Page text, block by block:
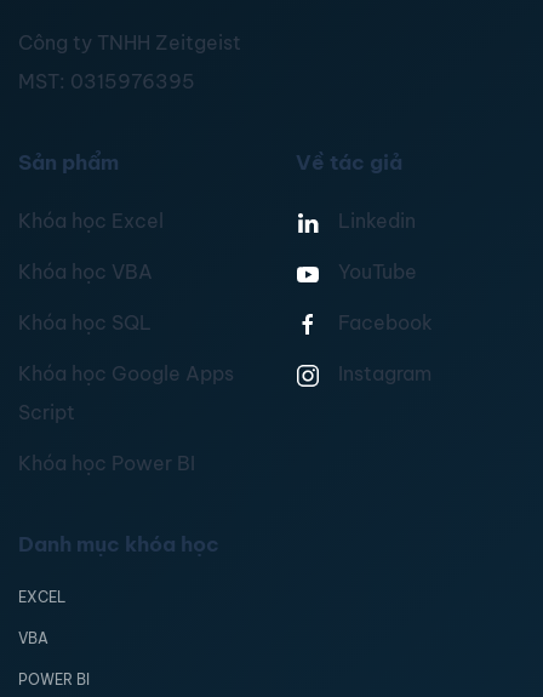
Công ty TNHH Zeitgeist
MST: 0315976395
Sản phẩm
Khóa học Excel
Khóa học VBA
Khóa học SQL
Khóa học Google Apps
Script
Khóa học Power BI
Về tác giả
Linkedin
YouTube
Facebook
Instagram
Danh mục khóa học
EXCEL
VBA
POWER BI